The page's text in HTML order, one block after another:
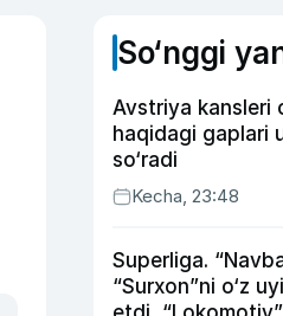
So‘nggi
Avstriya kansleri
haqidagi gaplari
so‘radi
Kecha, 23:48
Superliga.
“Surxon”ni o‘z